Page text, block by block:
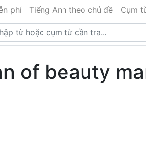
phí Tiếng Anh theo chủ đề Cụm
of beauty